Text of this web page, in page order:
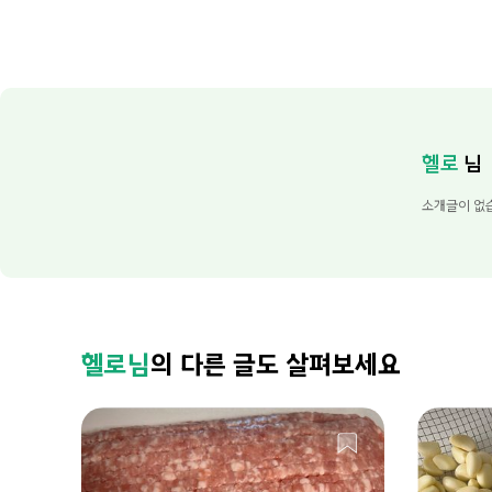
헬로 님
소개글이 없
헬로님의 다른 글도 살펴보세요